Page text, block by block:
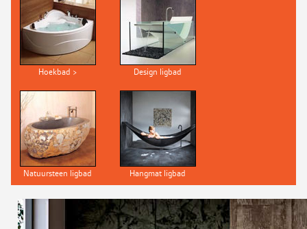
Hoekbad > Design ligbad
Natuursteen ligbad Hangmat ligbad